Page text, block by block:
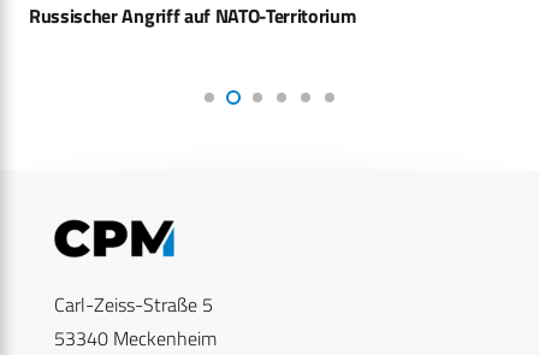
Russischer Angriff auf NATO-Territorium
Carl-Zeiss-Straße 5
53340 Meckenheim